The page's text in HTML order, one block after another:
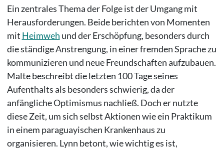
Ein zentrales Thema der Folge ist der Umgang mit
Herausforderungen. Beide berichten von Momenten
mit Heimweh und der Erschöpfung, besonders durch
die ständige Anstrengung, in einer fremden Sprache zu
kommunizieren und neue Freundschaften aufzubauen.
Malte beschreibt die letzten 100 Tage seines
Aufenthalts als besonders schwierig, da der
anfängliche Optimismus nachließ. Doch er nutzte
diese Zeit, um sich selbst Aktionen wie ein Praktikum
in einem paraguayischen Krankenhaus zu
organisieren. Lynn betont, wie wichtig es ist,